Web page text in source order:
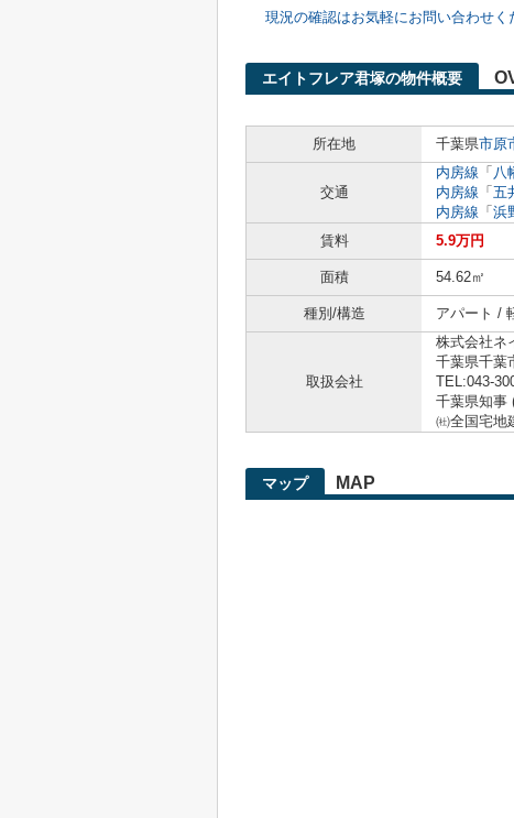
現況の確認はお気軽にお問い合わせく
エイトフレア君塚の物件概要
所在地
千葉県市原
交通
内房線 「 八
内房線 「 五
内房線 「 浜
賃料
5.9万円
面積 54.62㎡
種別/構造 アパート /
取扱会社
株式会社ネ
千葉県千葉
TEL:043-
千葉県知事
㈳全国宅地
マップ MAP